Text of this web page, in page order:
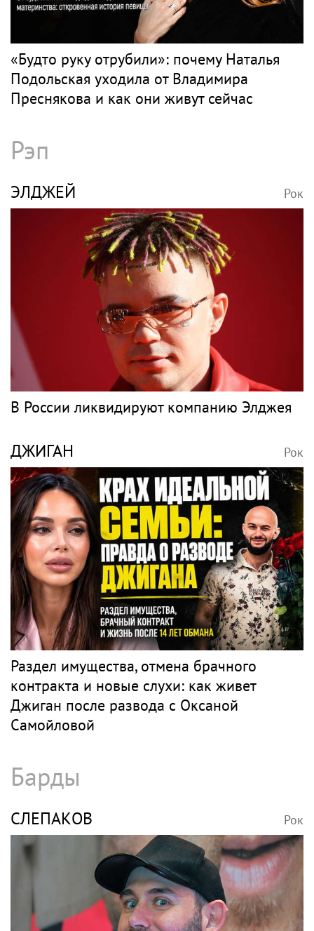
«Будто руку отрубили»: почему Наталья
Подольская уходила от Владимира
Преснякова и как они живут сейчас
Рэп
ЭЛДЖЕЙ Рок
В России ликвидируют компанию Элджея
ДЖИГАН Рок
Раздел имущества, отмена брачного
контракта и новые слухи: как живет
Джиган после развода с Оксаной
Самойловой
Барды
СЛЕПАКОВ Рок